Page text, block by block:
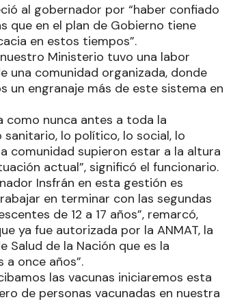
al gobernador por “haber confiado
que en el plan de Gobierno tiene
en estos tiempos”.
Ministerio tuvo una labor
una comunidad organizada, donde
un engranaje más de este sistema en
como nunca antes a toda la
lo político, lo social, lo
comunidad supieron estar a la altura
actual”, significó el funcionario.
Insfrán en esta gestión es
en terminar con las segundas
de 12 a 17 años”, remarcó,
ya fue autorizada por la ANMAT, la
Salud de la Nación que es la
once años”.
las vacunas iniciaremos esta
de personas vacunadas en nuestra